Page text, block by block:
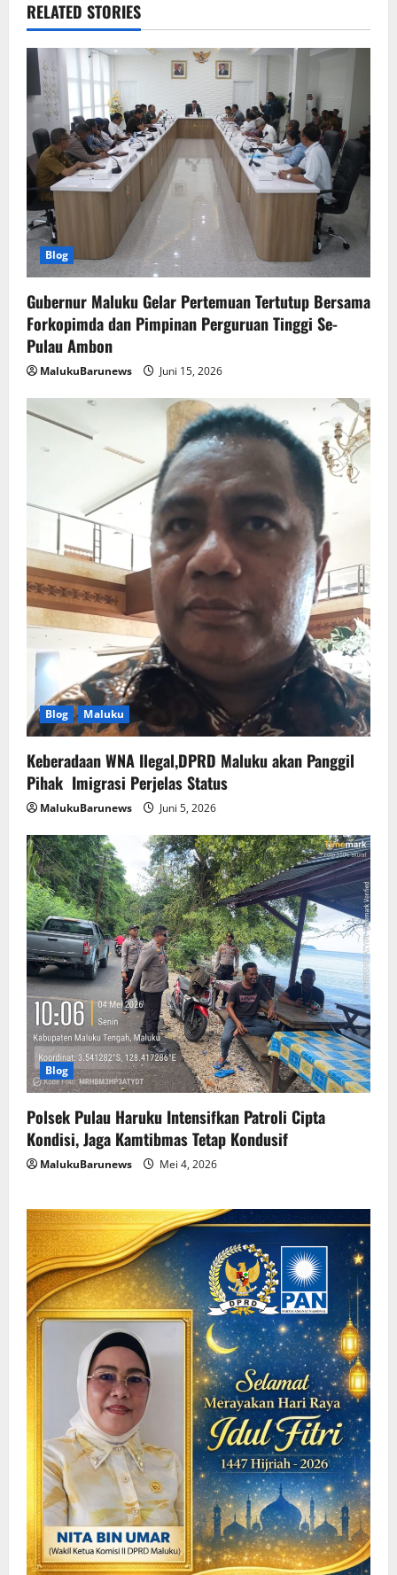
RELATED STORIES
Blog
Gubernur Maluku Gelar Pertemuan Tertutup Bersama
Forkopimda dan Pimpinan Perguruan Tinggi Se-
Pulau Ambon
MalukuBarunews Juni 15, 2026
Blog Maluku
Keberadaan WNA Ilegal,DPRD Maluku akan Panggil
Pihak Imigrasi Perjelas Status
MalukuBarunews Juni 5, 2026
Blog
Polsek Pulau Haruku Intensifkan Patroli Cipta
Kondisi, Jaga Kamtibmas Tetap Kondusif
MalukuBarunews Mei 4, 2026